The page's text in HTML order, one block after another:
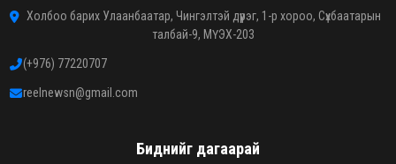
Холбоо барих Улаанбаатар, Чингэлтэй дүүрэг, 1-р хороо, Сүхбаатарын
талбай-9, МҮЭХ-203
(+976) 77220707
reelnewsn@gmail.com
Биднийг дагаарай